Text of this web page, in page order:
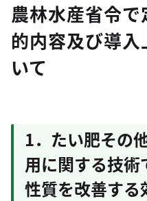
農林水産省令
的内容及び導
いて
1．たい肥その
用に関する技術
性質を改善す